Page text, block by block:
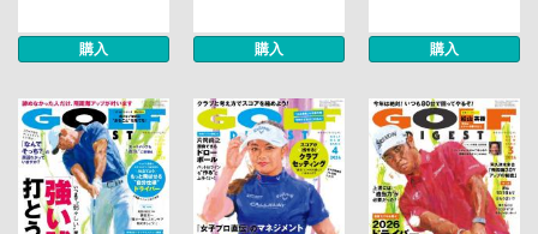
購入 購入 購入